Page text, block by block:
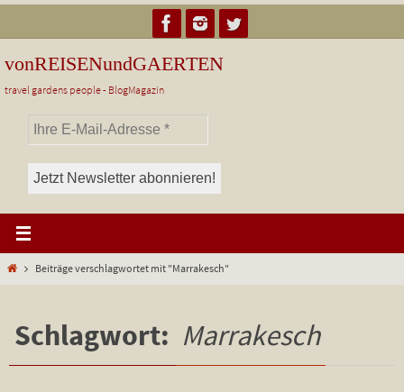
Inhalt
springen
vonREISENundGAERTEN
travel gardens people - BlogMagazin
StartBeiträge verschlagwortet mit "Marrakesch"
Schlagwort: Marrakesch